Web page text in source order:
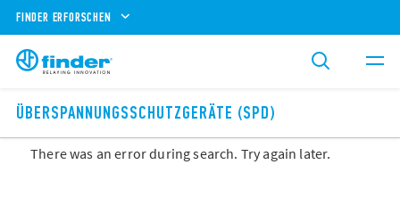
FINDER ERFORSCHEN
ÜBERSPANNUNGSSCHUTZGERÄTE (SPD)
There was an error during search. Try again later.